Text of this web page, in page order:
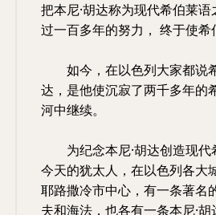
把本尼·胡达称为现代希伯莱
过一百多年的努力， 终于使希
如今，在以色列大家都说希
达，是他使沉寂了两千多年的
河中继续。
为纪念本尼·胡达创造现代
今天的犹太人，在以色列各大
耶路撒冷市中心，有一条著名
夫和海法，也各有一条本尼·胡